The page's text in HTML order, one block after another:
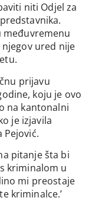
niti Odjel za
međuvremenu
ured nije
prijavu
koju je ovo
na kantonalni
je izjavila
Pejović.
pitanje šta bi
kriminalom u
mi preostaje
kriminalce.’